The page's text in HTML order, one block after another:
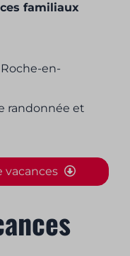
familiaux
en-
randonnée et
vacances